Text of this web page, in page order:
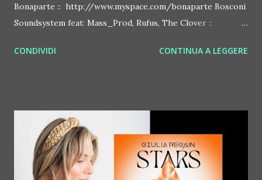
Bonaparte :: http://www.myspace.com/bonaparte Bosconi
Soundsystem feat: Mass_Prod, Rufus, The Clover ::
http://www.myspace.com/benderbyetone Chapelier Fou ::
Deian :: http://www.myspace.com/deiansong Dixon ::
http://www.myspace.com/justdixon Frivolous ::
http://www.myspace.com/frivolouslive Frost ::
http://www.myspace.com/frostnorway Gonzales ::
CONDIVIDI CONTINUA A LEGGERE